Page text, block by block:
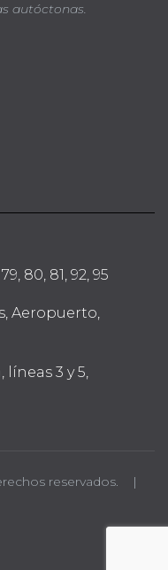
autóctonas.
80, 81, 92, 95
Aeropuerto,
líneas 3 y 5,
reservados. |